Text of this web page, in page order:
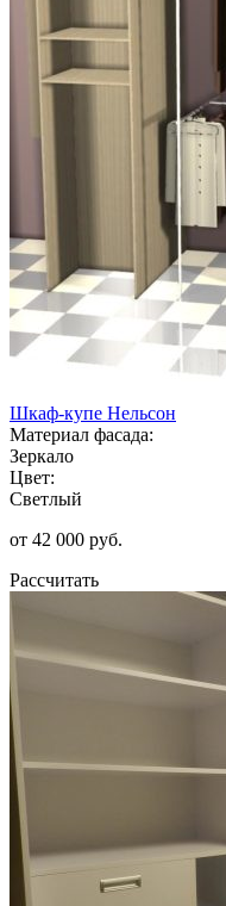
Шкаф-купе Нельсон
Материал фасада:
Зеркало
Цвет:
Светлый
от 42 000 руб.
Рассчитать